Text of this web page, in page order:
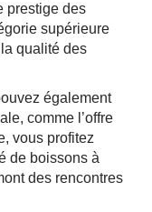
prestige des
supérieure
qualité des
également
comme l’offre
vous profitez
de boissons à
des rencontres